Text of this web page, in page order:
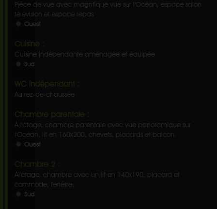
Pièce de vue avec magnfique vue sur l'Océan, espace salon
télévision et espace repas
Ouest
Cuisine :
Cuisine indépendante aménagée et équipée
Sud
WC indépendant :
Au rez-de-chaussée
Chambre parentale :
À l'étage, chambre parentale avec vue panoramique sur
l'Océan, lit en 160x200, chevets, placards et balcon.
Ouest
Chambre 2 :
Àl'étage, chambre avec un lit en 140x190, placard et
commode, fenêtre.
Sud